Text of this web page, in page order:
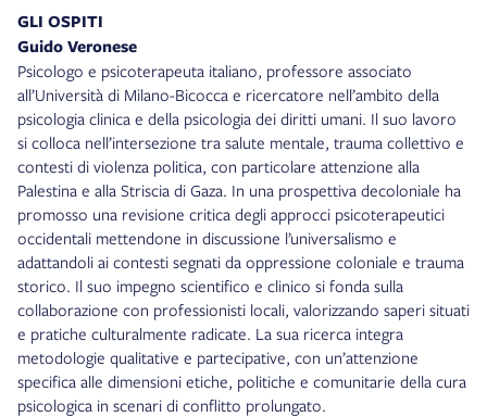
GLI OSPITI
Guido Veronese
Psicologo e psicoterapeuta italiano, professore associato
all’Università di Milano-Bicocca e ricercatore nell’ambito della
psicologia clinica e della psicologia dei diritti umani. Il suo lavoro
si colloca nell’intersezione tra salute mentale, trauma collettivo e
contesti di violenza politica, con particolare attenzione alla
Palestina e alla Striscia di Gaza. In una prospettiva decoloniale ha
promosso una revisione critica degli approcci psicoterapeutici
occidentali mettendone in discussione l’universalismo e
adattandoli ai contesti segnati da oppressione coloniale e trauma
storico. Il suo impegno scientifico e clinico si fonda sulla
collaborazione con professionisti locali, valorizzando saperi situati
e pratiche culturalmente radicate. La sua ricerca integra
metodologie qualitative e partecipative, con un’attenzione
specifica alle dimensioni etiche, politiche e comunitarie della cura
psicologica in scenari di conflitto prolungato.